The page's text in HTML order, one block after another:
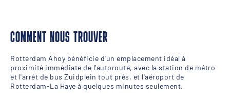
COMMENT NOUS TROUVER
Rotterdam Ahoy bénéficie d'un emplacement idéal à
proximité immédiate de l'autoroute, avec la station de métro
et l'arrêt de bus Zuidplein tout près, et l'aéroport de
Rotterdam-La Haye à quelques minutes seulement.